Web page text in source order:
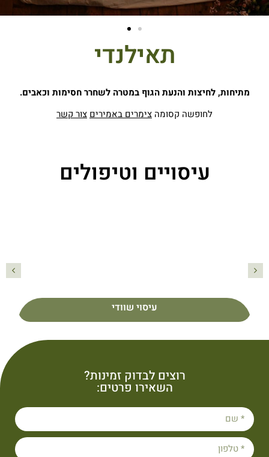
תאילנדי
מתיחות, לחיצות והנעת הגוף במטרה לשחרר חסימות וכאבים.
לחופשה קסומה צימרים באמיריםצור קשר
עיסויים וטיפולים
רוצים לבדוק זמינות?
השאירו פרטים: